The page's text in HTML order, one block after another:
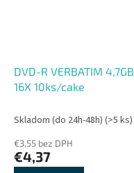
DVD-R VERBATIM 4,7GB
16X 10ks/cake
Skladom (do 24h-48h) (>5 ks)
€3,55 bez DPH
€4,37